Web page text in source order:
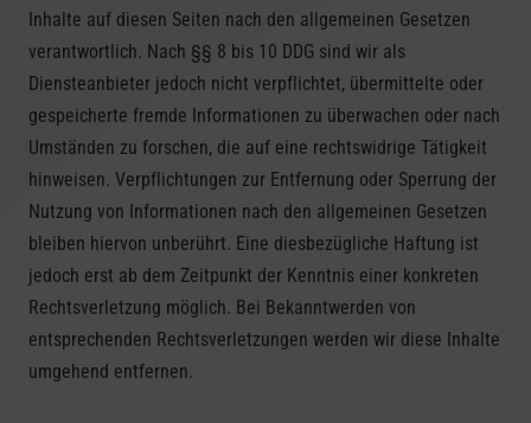
Inhalte auf diesen Seiten nach den allgemeinen Gesetzen
verantwortlich. Nach §§ 8 bis 10 DDG sind wir als
Diensteanbieter jedoch nicht verpflichtet, übermittelte oder
gespeicherte fremde Informationen zu überwachen oder nach
Umständen zu forschen, die auf eine rechtswidrige Tätigkeit
hinweisen. Verpflichtungen zur Entfernung oder Sperrung der
Nutzung von Informationen nach den allgemeinen Gesetzen
bleiben hiervon unberührt. Eine diesbezügliche Haftung ist
jedoch erst ab dem Zeitpunkt der Kenntnis einer konkreten
Rechtsverletzung möglich. Bei Bekanntwerden von
entsprechenden Rechtsverletzungen werden wir diese Inhalte
umgehend entfernen.